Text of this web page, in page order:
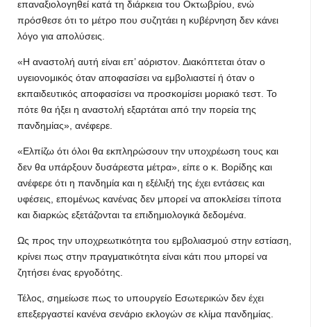
επαναξιολογηθεί κατά τη διάρκεια του Οκτωβρίου, ενώ
πρόσθεσε ότι το μέτρο που συζητάει η κυβέρνηση δεν κάνει
λόγο για απολύσεις.
«Η αναστολή αυτή είναι επ’ αόριστον. Διακόπτεται όταν ο
υγειονομικός όταν αποφασίσει να εμβολιαστεί ή όταν ο
εκπαιδευτικός αποφασίσει να προσκομίσει μοριακό τεστ. Το
πότε θα ήξει η αναστολή εξαρτάται από την πορεία της
πανδημίας», ανέφερε.
«Ελπίζω ότι όλοι θα εκπληρώσουν την υποχρέωση τους και
δεν θα υπάρξουν δυσάρεστα μέτρα», είπε ο κ. Βορίδης και
ανέφερε ότι η πανδημία και η εξέλιξή της έχει εντάσεις και
υφέσεις, επομένως κανένας δεν μπορεί να αποκλείσει τίποτα
και διαρκώς εξετάζονται τα επιδημιολογικά δεδομένα.
Ως προς την υποχρεωτικότητα του εμβολιασμού στην εστίαση,
κρίνει πως στην πραγματικότητα είναι κάτι που μπορεί να
ζητήσει ένας εργοδότης.
Τέλος, σημείωσε πως το υπουργείο Εσωτερικών δεν έχει
επεξεργαστεί κανένα σενάριο εκλογών σε κλίμα πανδημίας.